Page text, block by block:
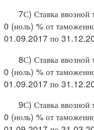
7С) Ставка ввозной
0 (ноль) % от
01.09.2017 по
8С) Ставка ввозной
0 (ноль) % от
01.09.2017 по
9С) Ставка ввозной
0 (ноль) % от